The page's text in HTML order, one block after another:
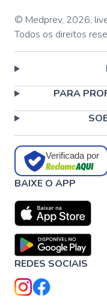
© Medprev, 2026,
Todos os direitos
PARA
Verificada por
BAIXE O APP
REDES SOCIAIS